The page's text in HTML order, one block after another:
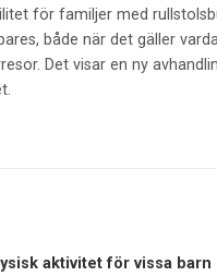
för familjer med
både när det gäller
Det visar en ny
aktivitet för vissa barn